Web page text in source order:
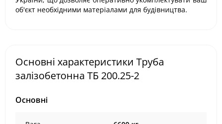
об'єкт необхідними матеріалами для будівництва.
Основні характеристики Труба
залізобетонна ТБ 200.25-2
Основні